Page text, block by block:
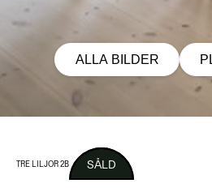
ALLA BILDER
TRE LILJOR 2B SÅLD